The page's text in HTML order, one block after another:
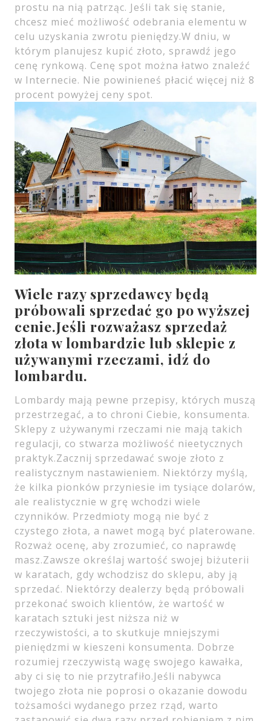
prostu na nią patrząc. Jeśli tak się stanie,
chcesz mieć możliwość odebrania elementu w
celu uzyskania zwrotu pieniędzy.W dniu, w
którym planujesz kupić złoto, sprawdź jego
cenę rynkową. Cenę spot można łatwo znaleźć
w Internecie. Nie powinieneś płacić więcej niż 8
procent powyżej ceny spot.
Wiele razy sprzedawcy będą
próbowali sprzedać go po wyższej
cenie.Jeśli rozważasz sprzedaż
złota w lombardzie lub sklepie z
używanymi rzeczami, idź do
lombardu.
Lombardy mają pewne przepisy, których muszą
przestrzegać, a to chroni Ciebie, konsumenta.
Sklepy z używanymi rzeczami nie mają takich
regulacji, co stwarza możliwość nieetycznych
praktyk.Zacznij sprzedawać swoje złoto z
realistycznym nastawieniem. Niektórzy myślą,
że kilka pionków przyniesie im tysiące dolarów,
ale realistycznie w grę wchodzi wiele
czynników. Przedmioty mogą nie być z
czystego złota, a nawet mogą być platerowane.
Rozważ ocenę, aby zrozumieć, co naprawdę
masz.Zawsze określaj wartość swojej biżuterii
w karatach, gdy wchodzisz do sklepu, aby ją
sprzedać. Niektórzy dealerzy będą próbowali
przekonać swoich klientów, że wartość w
karatach sztuki jest niższa niż w
rzeczywistości, a to skutkuje mniejszymi
pieniędzmi w kieszeni konsumenta. Dobrze
rozumiej rzeczywistą wagę swojego kawałka,
aby ci się to nie przytrafiło.Jeśli nabywca
twojego złota nie poprosi o okazanie dowodu
tożsamości wydanego przez rząd, warto